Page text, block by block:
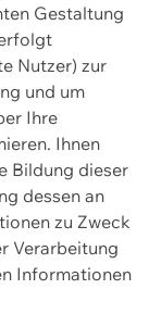
Gestaltung
Nutzer) zur
und um
Ihre
Ihnen
Bildung dieser
dessen an
zu Zweck
Verarbeitung
Informationen